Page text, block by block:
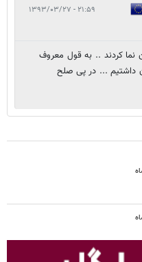
۲۱:۵۹ - ۱۳۹۳/۰۳/۲۷
نما کردند .. به قول معروف
داشتیم ... در پی صلح